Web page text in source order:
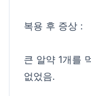
복용 후 증상 :
큰 알약 1개를
없었음.